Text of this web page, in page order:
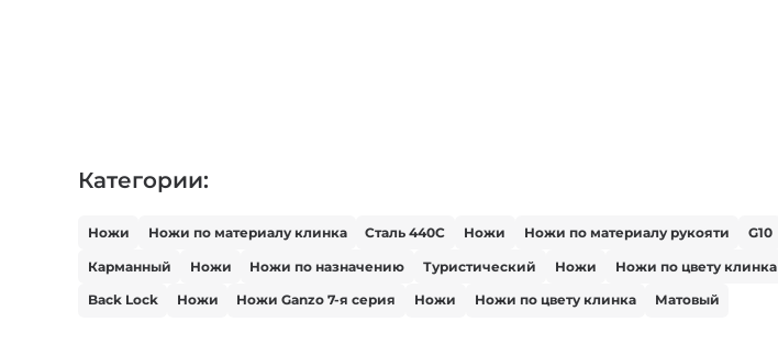
Категории:
Ножи Ножи по материалу клинка Сталь 440С Ножи Ножи по материалу рукояти G10
Карманный Ножи Ножи по назначению Туристический Ножи Ножи по цвету клинка
Back Lock Ножи Ножи Ganzo 7-я серия Ножи Ножи по цвету клинка Матовый